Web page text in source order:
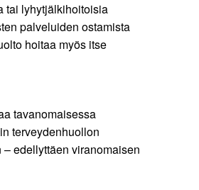
tai lyhytjälkihoitoisia
palveluiden ostamista
hoitaa myös itse
tavanomaisessa
terveydenhuollon
edellyttäen viranomaisen